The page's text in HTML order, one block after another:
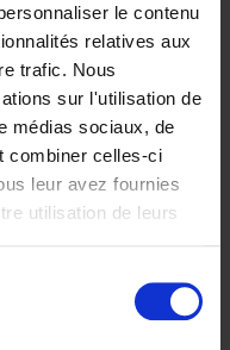
le contenu
relatives aux
trafic. Nous
sur l'utilisation de
médias sociaux, de
combiner celles-ci
leur avez fournies
utilisation de leurs
= Building
De Feyter
Carolien Boom
2025 200